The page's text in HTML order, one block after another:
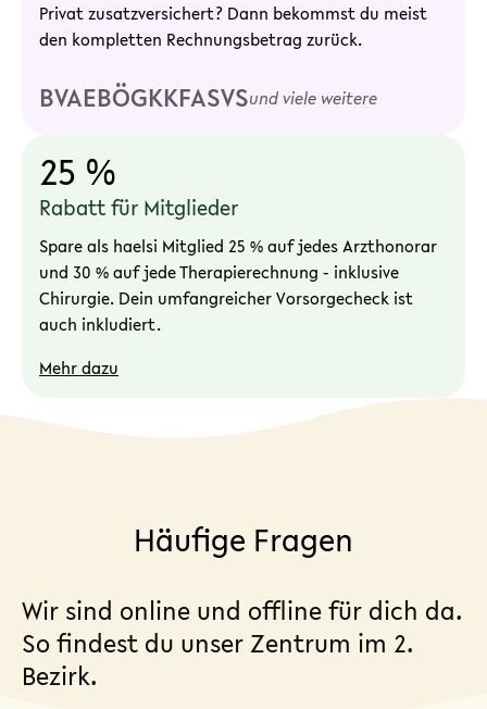
Privat zusatzversichert? Dann bekommst du meist
den kompletten Rechnungsbetrag zurück.
BVAEBÖGKKFASVSund viele weitere
25 %
Rabatt für Mitglieder
Spare als haelsi Mitglied 25 % auf jedes Arzthonorar
und 30 % auf jede Therapierechnung - inklusive
Chirurgie. Dein umfangreicher Vorsorgecheck ist
auch inkludiert.
Mehr dazu
Häufige Fragen
Wir sind online und offline für dich da.
So findest du unser Zentrum im 2.
Bezirk.